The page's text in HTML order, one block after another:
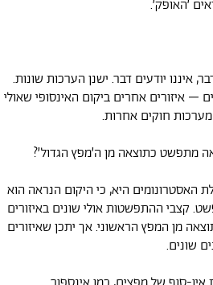
׳האופק׳.
איננו יודעים דבר. ישנן הערכות שונות.
– איזורים אחרים ביקום האינסופי שאולי
חוקים אחרות.
מתפשט כתוצאה מן ה׳מפץ הגדול׳?
האסטרונומים היא, כי היקום הנראה הוא
מתפשט. קצבי ההתפשטות אולי שונים באיזורים
מן המפץ הראשוני. אך יתכן שאיזורים
שונים.